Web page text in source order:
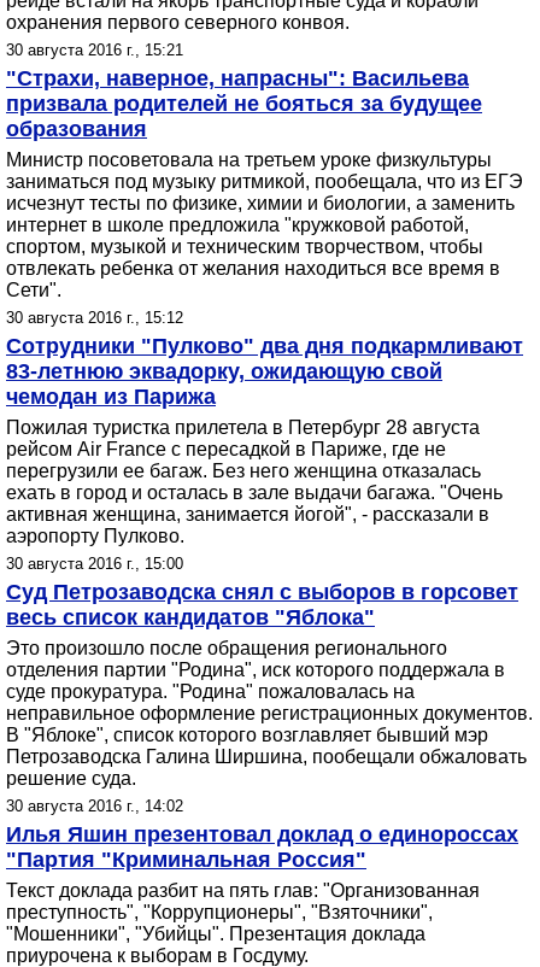
охранения первого северного конвоя.
30 августа 2016 г., 15:21
"Страхи, наверное, напрасны": Васильева
призвала родителей не бояться за будущее
образования
Министр посоветовала на третьем уроке физкультуры
заниматься под музыку ритмикой, пообещала, что из ЕГЭ
исчезнут тесты по физике, химии и биологии, а заменить
интернет в школе предложила "кружковой работой,
спортом, музыкой и техническим творчеством, чтобы
отвлекать ребенка от желания находиться все время в
Сети".
30 августа 2016 г., 15:12
Сотрудники "Пулково" два дня подкармливают
83-летнюю эквадорку, ожидающую свой
чемодан из Парижа
Пожилая туристка прилетела в Петербург 28 августа
рейсом Air France с пересадкой в Париже, где не
перегрузили ее багаж. Без него женщина отказалась
ехать в город и осталась в зале выдачи багажа. "Очень
активная женщина, занимается йогой", - рассказали в
аэропорту Пулково.
30 августа 2016 г., 15:00
Суд Петрозаводска снял с выборов в горсовет
весь список кандидатов "Яблока"
Это произошло после обращения регионального
отделения партии "Родина", иск которого поддержала в
суде прокуратура. "Родина" пожаловалась на
неправильное оформление регистрационных документов.
В "Яблоке", список которого возглавляет бывший мэр
Петрозаводска Галина Ширшина, пообещали обжаловать
решение суда.
30 августа 2016 г., 14:02
Илья Яшин презентовал доклад о единороссах
"Партия "Криминальная Россия"
Текст доклада разбит на пять глав: "Организованная
преступность", "Коррупционеры", "Взяточники",
"Мошенники", "Убийцы". Презентация доклада
приурочена к выборам в Госдуму.